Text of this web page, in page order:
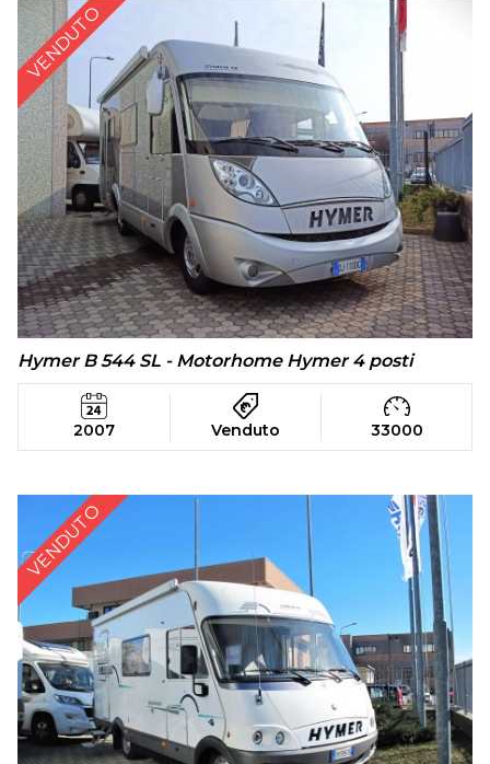
VENDUTO
Hymer B 544 SL - Motorhome Hymer 4 posti
2007 Venduto 33000
VENDUTO